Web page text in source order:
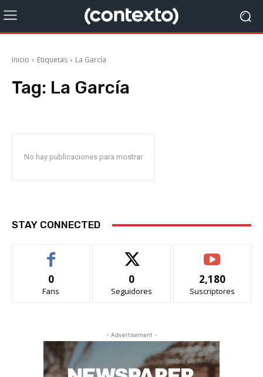
Inicio Etiquetas La García
Tag: La García
No hay publicaciones para mostrar
STAY CONNECTED
0
Fans
0
Seguidores
2,180
Suscriptores
- Advertisement -